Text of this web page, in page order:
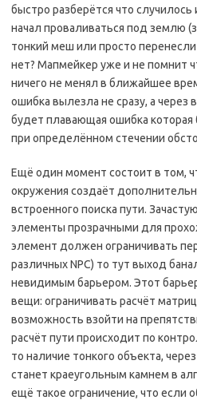
быстро разберётся что
начал проваливаться под землю
тонкий меш или просто перенесли
нет? Мапмейкер уже и не помнит
ничего не менял в ближайшее
ошибка вылезла не сразу, а через
будет плавающая ошибка
при определённом стечении
Ещё один момент состоит в том,
окружения создаёт
встроенного поиска пути.
элементы прозрачными для
элемент должен ограничивать
различных NPC) то тут выход
невидимым барьером. Этот
вещи: ограничивать расчёт
возможность взойти на
расчёт пути происходит по
то наличие тонкого объекта,
станет краеугольным камнем в
ещё такое ограничение, что если